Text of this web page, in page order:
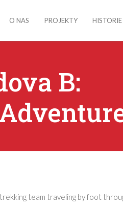
O NAS PROJEKTY HISTORIE
B:
team traveling by foot